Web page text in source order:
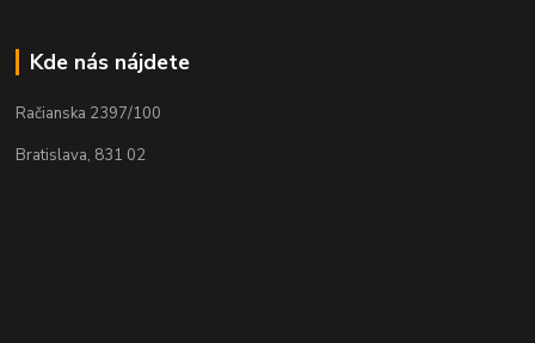
Kde nás nájdete
Račianska 2397/100
Bratislava, 831 02